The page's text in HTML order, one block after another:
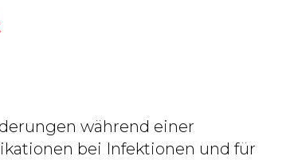
während einer
bei Infektionen und für